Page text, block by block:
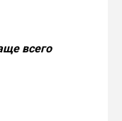
всего